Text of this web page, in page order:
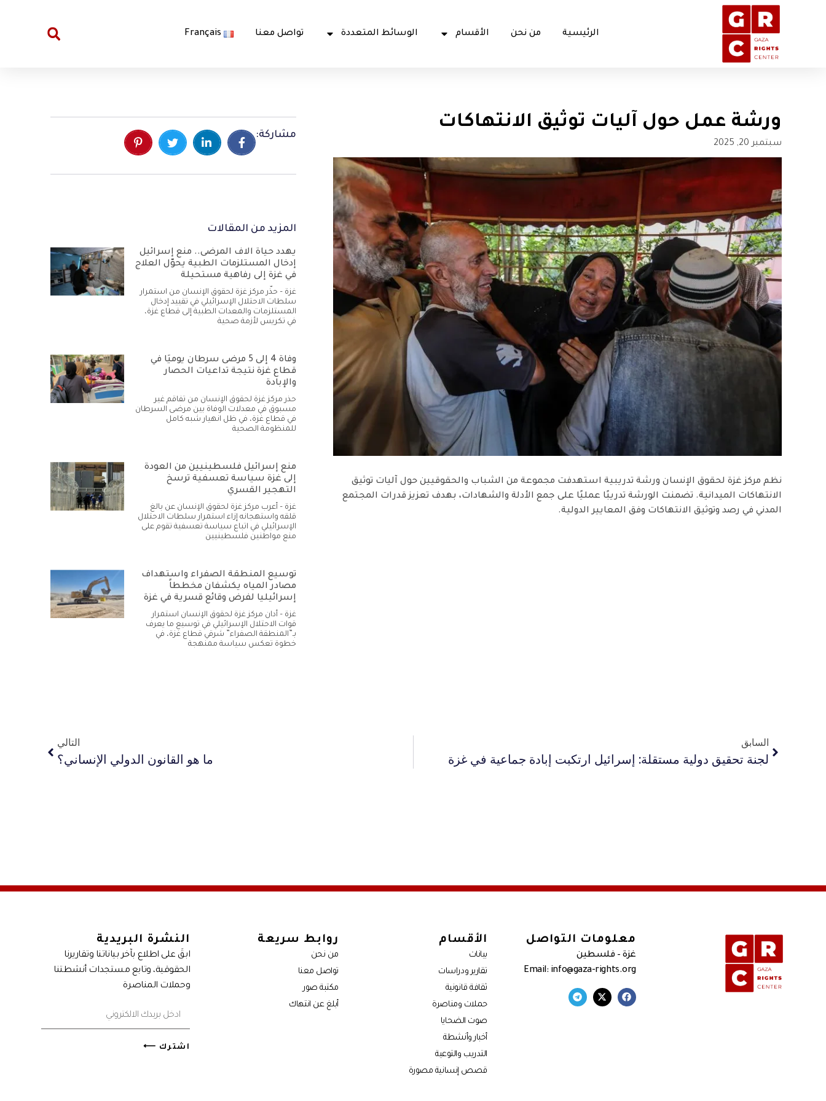
الرئيسية من نحن الأقسام الوسائط المتعددة تواصل معنا Français
ورشة عمل حول آليات توثيق الانتهاكات
سبتمبر 20, 2025
نظم مركز غزة لحقوق الإنسان ورشة تدريبية استهدفت مجموعة من الشباب والحقوقيين حول آليات توثيق
الانتهاكات الميدانية. تضمنت الورشة تدريبًا عمليًا على جمع الأدلة والشهادات، بهدف تعزيز قدرات المجتمع
المدني في رصد وتوثيق الانتهاكات وفق المعايير الدولية.
مشاركة:
المزيد من المقالات
يهدد حياة آلاف المرضى.. منع إسرائيل
إدخال المستلزمات الطبية يحوّل العلاج
في غزة إلى رفاهية مستحيلة
غزة – حذّر مركز غزة لحقوق الإنسان من استمرار
سلطات الاحتلال الإسرائيلي في تقييد إدخال
المستلزمات والمعدات الطبية إلى قطاع غزة،
في تكريس لأزمة صحية
وفاة 4 إلى 5 مرضى سرطان يوميًا في
قطاع غزة نتيجة تداعيات الحصار
والإبادة
حذر مركز غزة لحقوق الإنسان من تفاقم غير
مسبوق في معدلات الوفاة بين مرضى السرطان
في قطاع غزة، في ظل انهيار شبه كامل
للمنظومة الصحية
منع إسرائيل فلسطينيين من العودة
إلى غزة سياسة تعسفية ترسخ
التهجير القسري
غزة – أعرب مركز غزة لحقوق الإنسان عن بالغ
قلقه واستهجانه إزاء استمرار سلطات الاحتلال
الإسرائيلي في اتباع سياسة تعسفية تقوم على
منع مواطنين فلسطينيين
توسيع المنطقة الصفراء واستهداف
مصادر المياه يكشفان مخططاً
إسرائيليا لفرض وقائع قسرية في غزة
غزة – أدان مركز غزة لحقوق الإنسان استمرار
قوات الاحتلال الإسرائيلي في توسيع ما يعرف
بـ”المنطقة الصفراء” شرقي قطاع غزة، في
خطوة تعكس سياسة ممنهجة
السابق
لجنة تحقيق دولية مستقلة: إسرائيل ارتكبت إبادة جماعية في غزة
التالي
ما هو القانون الدولي الإنساني؟
معلومات التواصل
غزة – فلسطين
Email: info@gaza-rights.org
الأقسام
بيانات
تقارير ودراسات
ثقافة قانونية
حملات ومناصرة
صوت الضحايا
أخبار وأنشطة
التدريب والتوعية
قصص إنسانية مصورة
روابط سريعة
من نحن
تواصل معنا
مكتبة صور
أبلغ عن انتهاك
النشرة البريدية
ابقَ على اطلاع بآخر بياناتنا وتقاريرنا
الحقوقية، وتابع مستجدات أنشطتنا
وحملات المناصرة
اشترك ⟵